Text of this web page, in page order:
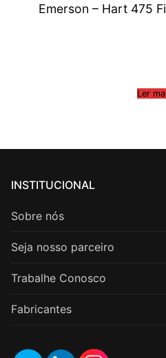
Emerson – Hart 475
Ler
INSTITUCIONAL
Sobre nós
Seja nosso parceiro
Trabalhe Conosco
Fabricantes